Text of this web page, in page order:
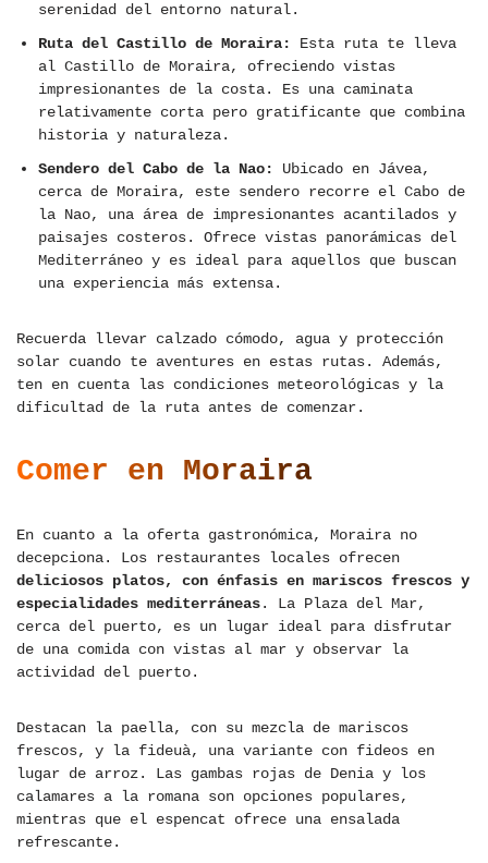
serenidad del entorno natural.
Ruta del Castillo de Moraira:
Esta ruta te lleva
al Castillo de Moraira, ofreciendo vistas
impresionantes de la costa. Es una caminata
relativamente corta pero gratificante que combina
historia y naturaleza.
Sendero del Cabo de la Nao:
Ubicado en Jávea,
cerca de Moraira, este sendero recorre el Cabo de
la Nao, una área de impresionantes acantilados y
paisajes costeros. Ofrece vistas panorámicas del
Mediterráneo y es ideal para aquellos que buscan
una experiencia más extensa.
Recuerda llevar calzado cómodo, agua y protección
solar cuando te aventures en estas rutas. Además,
ten en cuenta las condiciones meteorológicas y la
dificultad de la ruta antes de comenzar.
Comer en Moraira
En cuanto a la oferta gastronómica, Moraira no
decepciona. Los restaurantes locales ofrecen
deliciosos platos, con énfasis en mariscos frescos y
especialidades mediterráneas. La Plaza del Mar,
cerca del puerto, es un lugar ideal para disfrutar
de una comida con vistas al mar y observar la
actividad del puerto.
Destacan la paella, con su mezcla de mariscos
frescos, y la fideuà, una variante con fideos en
lugar de arroz. Las gambas rojas de Denia y los
calamares a la romana son opciones populares,
mientras que el espencat ofrece una ensalada
refrescante.